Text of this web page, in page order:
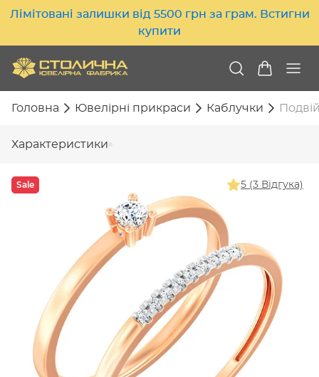
Лімітовані залишки від 5500 грн за грам. Встигни
купити
Головна Ювелірні прикраси Каблучки
Характеристики
Sale 5 (3 Відгука)